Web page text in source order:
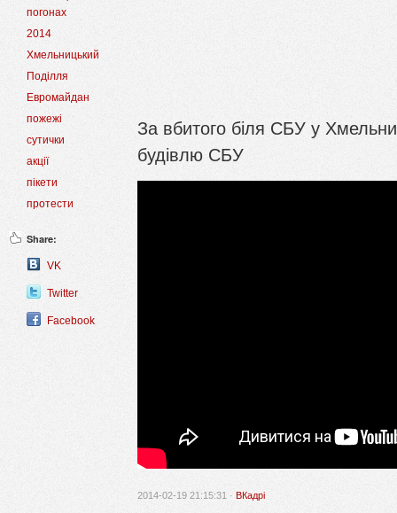
погонах
2014
Хмельницький
Поділля
Евромайдан
пожежі
сутички
акції
пікети
протести
Share:
VK
Twitter
Facebook
За вбитого біля СБУ у
будівлю СБУ
2014-02-19 21:15:31 · ВКадрі